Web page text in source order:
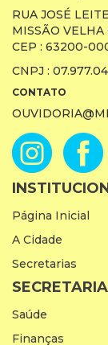
RUA JOSÉ
MISSÃO VELHA
CEP : 63200-
CNPJ :
CONTATO
Página Inicial
A Cidade
Secretarias
Saúde
Finanças